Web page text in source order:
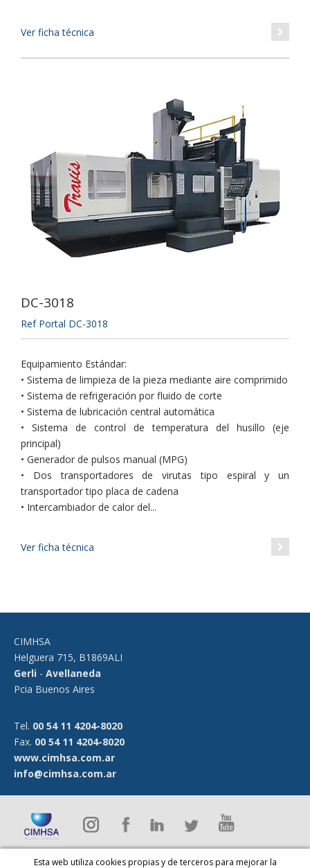
Ver ficha técnica
DC-3018
Ref Portal DC-3018
Equipamiento Estándar:
• Sistema de limpieza de la pieza mediante aire comprimido
• Sistema de refrigeración por fluido de corte
• Sistema de lubricación central automática
• Sistema de control de temperatura del husillo (eje
principal)
• Generador de pulsos manual (MPG)
• Dos transportadores de virutas tipo espiral y un
transportador tipo placa de cadena
• Intercambiador de calor del...
Ver ficha técnica
CIMHSA
Helguera 715, B1869ALI
Gerli - Avellaneda
Pcia Buenos Aires
Tel. 00 54 11 4204-8020
Fax. 00 54 11 4204-8020
www.cimhsa.com.ar
info@cimhsa.com.ar
Esta web utiliza cookies propias y de terceros para mejorar la